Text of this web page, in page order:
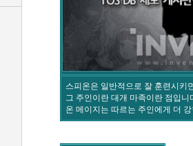
스피온은 일반적으로 잘 훈련시키
그 주인이란 대개 마족이란 점입
온 메이지는 따르는 주인에게 더